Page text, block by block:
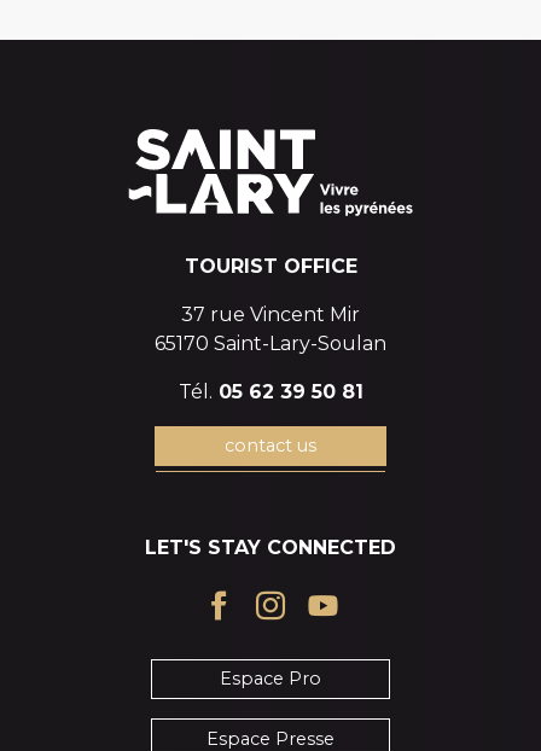
TOURIST OFFICE
37 rue Vincent Mir
65170 Saint-Lary-Soulan
Tél. 05 62 39 50 81
contact us
LET'S STAY CONNECTED
Espace Pro
Espace Presse